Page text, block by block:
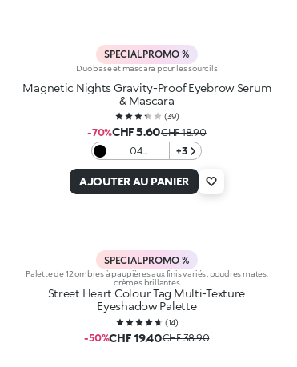
SPECIAL PROMO %
Duo base et mascara pour les sourcils
Magnetic Nights Gravity-Proof Eyebrow Serum
& Mascara
(39)
-70%CHF 5.60CHF 18.90
04
+3
AJOUTER AU PANIER
SPECIAL PROMO %
Palette de 12 ombres à paupières aux finis variés : poudres mates,
crèmes brillantes
Street Heart Colour Tag Multi-Texture
Eyeshadow Palette
(14)
-50%CHF 19.40CHF 38.90